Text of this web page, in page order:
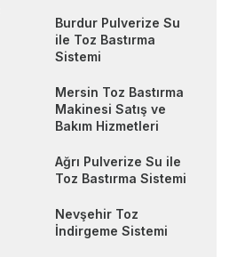
Burdur Pulverize Su
ile Toz Bastırma
Sistemi
Mersin Toz Bastırma
Makinesi Satış ve
Bakım Hizmetleri
Ağrı Pulverize Su ile
Toz Bastırma Sistemi
Nevşehir Toz
İndirgeme Sistemi